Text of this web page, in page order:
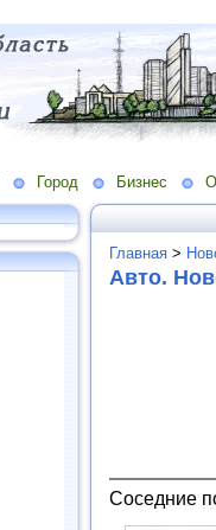
Город Бизнес
Главная >
Авто.
Соседние